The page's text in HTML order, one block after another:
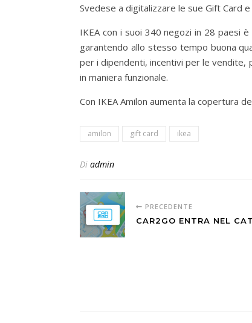
Svedese a digitalizzare le sue Gift Card
IKEA con i suoi 340 negozi in 28 paesi
garantendo allo stesso tempo buona
per i dipendenti, incentivi per le vendite,
in maniera funzionale.
Con IKEA Amilon aumenta la copertura
amilon gift card ikea
Di admin
PRECEDENTE
CAR2GO ENTRA NEL